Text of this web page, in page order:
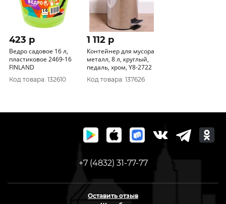
423 p
Ведро садовое 16 л,
пластиковое 2469-16
FINLAND
Код товара: 132610
1 112 p
Контейнер для мусора
металл, 8 л, круглый,
педаль, хром, Y8-2722
Код товара: 137626
+7 (4832) 31-77-77
Оставить отзыв